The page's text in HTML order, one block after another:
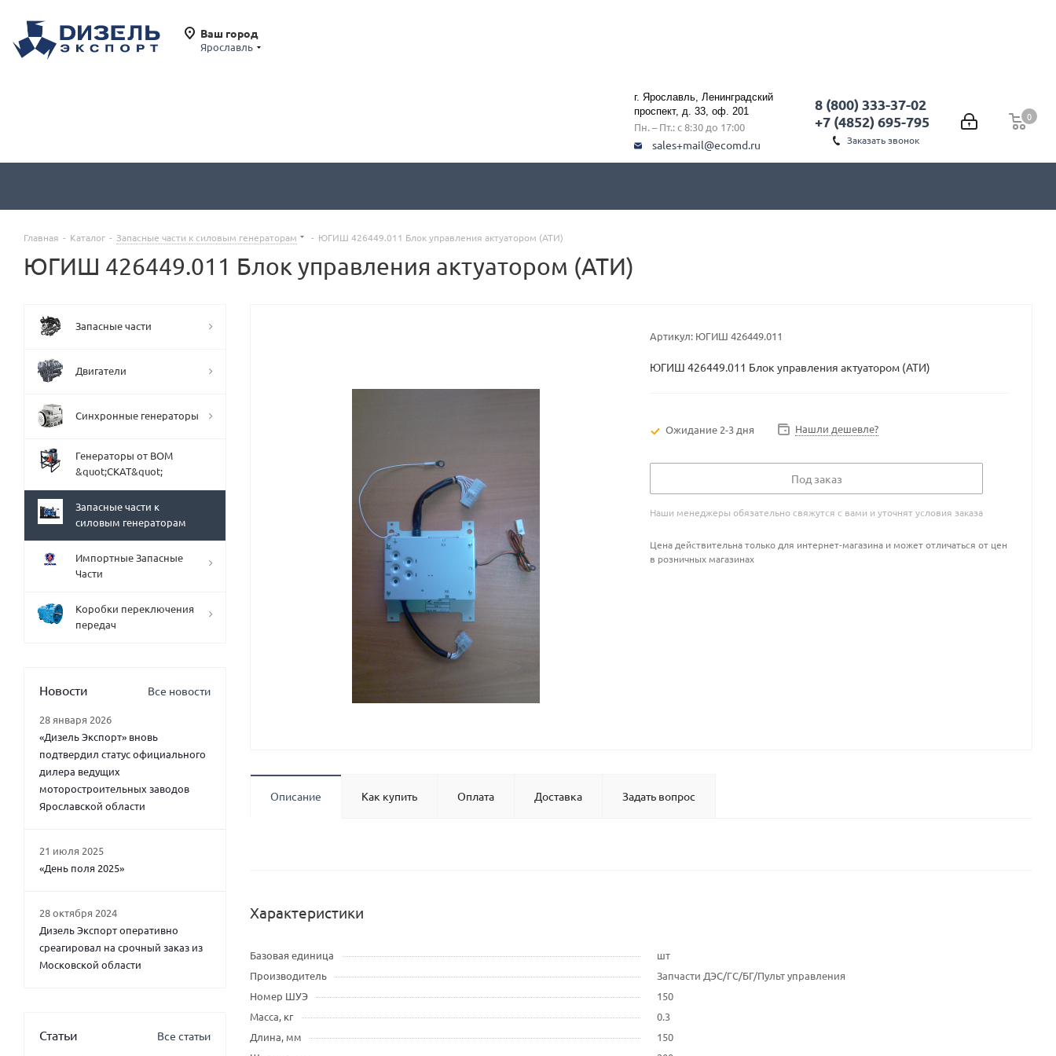
Ваш город
Ярославль
0
0
8 (800) 333-37-02
+7 (4852) 695-795
Заказать звонок
г. Ярославль, Ленинградский
проспект, д. 33, оф. 201
Пн. – Пт.: с 8:30 до 17:00
sales+mail@ecomd.ru
Главная - Каталог - Запасные части к силовым генераторам - ЮГИШ 426449.011 Блок управления актуатором (АТИ)
ЮГИШ 426449.011 Блок управления актуатором (АТИ)
Артикул: ЮГИШ 426449.011
ЮГИШ 426449.011 Блок управления актуатором (АТИ)
Ожидание 2-3 дня Нашли дешевле?
Под заказ
Наши менеджеры обязательно свяжутся с вами и уточнят условия заказа
Цена действительна только для интернет-магазина и может отличаться от цен
в розничных магазинах
Описание Как купить Оплата Доставка Задать вопрос
Характеристики
Базовая единица
шт
Производитель
Запчасти ДЭС/ГС/БГ/Пульт управления
Номер ШУЭ
150
Масса, кг
0.3
Длина, мм
150
Запасные части
Двигатели
Синхронные генераторы
Генераторы от ВОМ
&quot;СКАТ&quot;
Запасные части к
силовым генераторам
Импортные Запасные
Части
Коробки переключения
передач
Новости Все новости
28 января 2026
«Дизель Экспорт» вновь
подтвердил статус официального
дилера ведущих
моторостроительных заводов
Ярославской области
21 июля 2025
«День поля 2025»
28 октября 2024
Дизель Экспорт оперативно
среагировал на срочный заказ из
Московской области
Статьи Все статьи